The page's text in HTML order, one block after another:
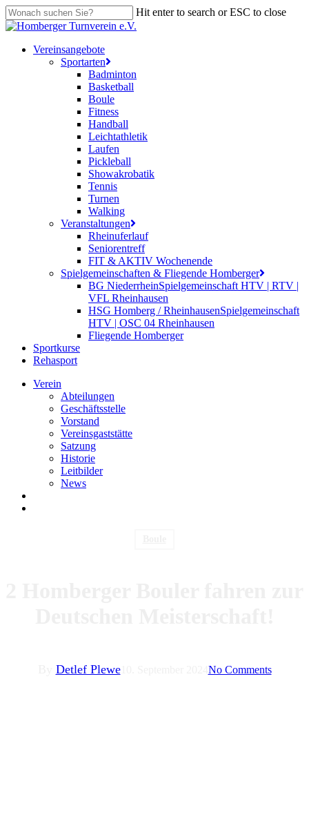
Skip
to
content
Hit enter to search or ESC to close
Close
search
Menu
Vereinsangebote
Sportarten
Badminton
Basketball
Boule
Fitness
Handball
Leichtathletik
Laufen
Pickleball
Showakrobatik
Tennis
Turnen
Walking
Veranstaltungen
Rheinuferlauf
Seniorentreff
FIT & AKTIV Wochenende
Spielgemeinschaften & Fliegende Homberger
BG NiederrheinSpielgemeinschaft HTV | RTV |
VFL Rheinhausen
HSG Homberg / RheinhausenSpielgemeinschaft
HTV | OSC 04 Rheinhausen
Fliegende Homberger
Sportkurse
Rehasport
Verein
Abteilungen
Geschäftsstelle
Vorstand
Vereinsgaststätte
Satzung
Historie
Leitbilder
News
Detlef Plewe10. September 2024 No Comments